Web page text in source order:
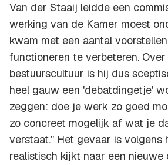
Van der Staaij leidde een
werking van de Kamer moest
kwam met een aantal
functioneren te verbeteren.
bestuurscultuur is hij dus
heel gauw een 'debatdingetje'
zeggen: doe je werk zo goed
zo concreet mogelijk af wat je
verstaat." Het gevaar is volgens
realistisch kijkt naar een nieuwe